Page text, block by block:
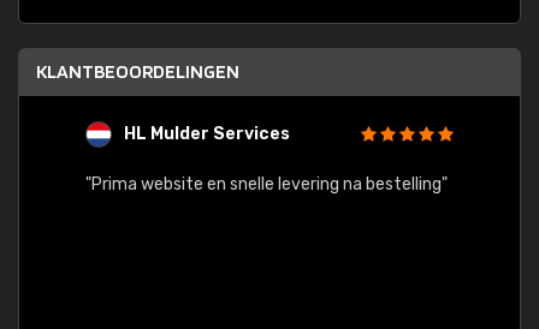
KLANTBEOORDELINGEN
HL Mulder Services
"Prima website en snelle levering na bestelling"